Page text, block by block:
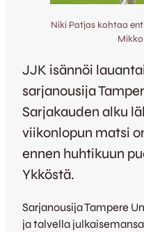
Niki Patjas kohtaa
JJK isännöi
sarjanousija
Sarjakauden alku
viikonlopun matsi
ennen huhtikuun
Ykköstä.
Sarjanousija Tampere
ja talvella